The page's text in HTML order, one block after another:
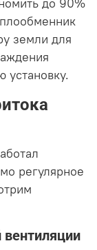
до 90%
земли для
установку.
регулярное
вентиляции